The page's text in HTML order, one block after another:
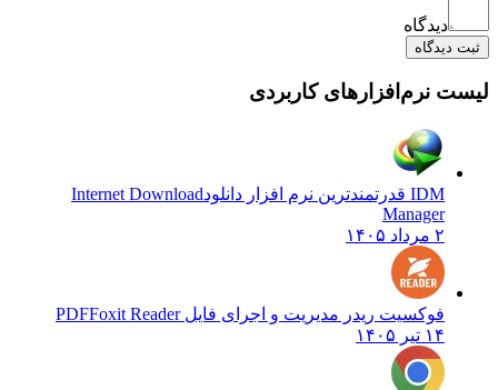
نرم‌افزارهای کاربردی
Internet Download
Manager
فوکسیت ریدر مدیریت و اجرای فایل PDFFoxit Reader